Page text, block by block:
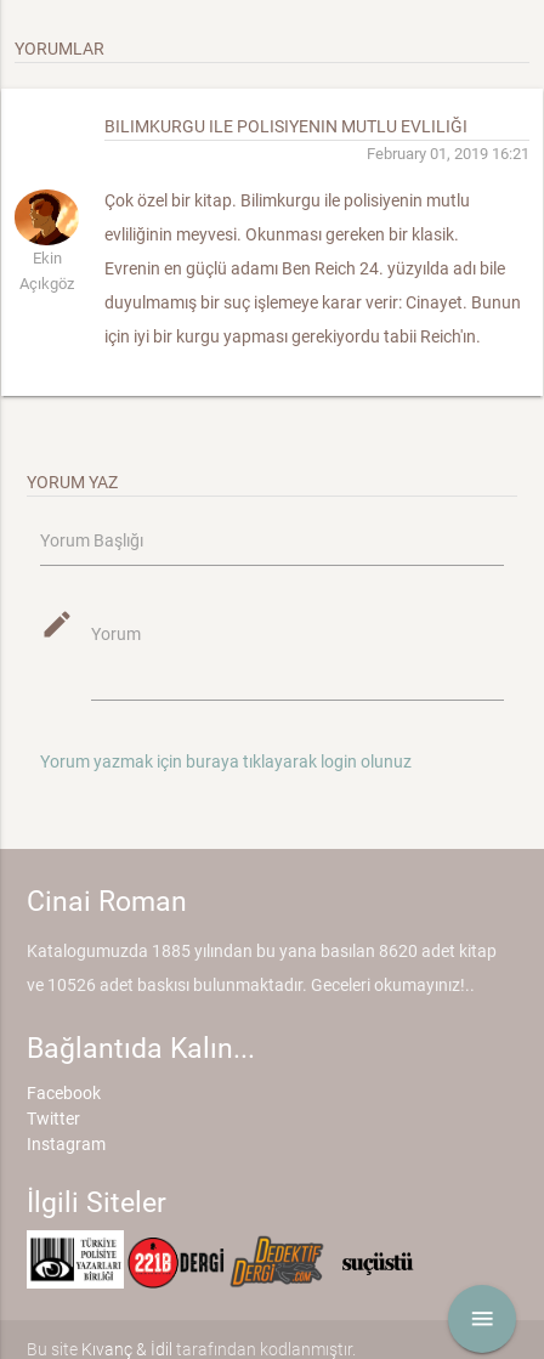
menu
YORUMLAR
Ekin
Açıkgöz
BILIMKURGU ILE POLISIYENIN MUTLU EVLILIĞI
February 01, 2019 16:21
Çok özel bir kitap. Bilimkurgu ile polisiyenin mutlu
evliliğinin meyvesi. Okunması gereken bir klasik.
Evrenin en güçlü adamı Ben Reich 24. yüzyılda adı bile
duyulmamış bir suç işlemeye karar verir: Cinayet. Bunun
için iyi bir kurgu yapması gerekiyordu tabii Reich'ın.
YORUM YAZ
Yorum Başlığı
mode_edit Yorum
Yorum yazmak için buraya tıklayarak login olunuz
Cinai Roman
Katalogumuzda 1885 yılından bu yana basılan 8620 adet kitap
ve 10526 adet baskısı bulunmaktadır. Geceleri okumayınız!..
Bağlantıda Kalın...
Facebook
Twitter
Instagram
İlgili Siteler
Bu site Kıvanç & İdil tarafından kodlanmıştır.